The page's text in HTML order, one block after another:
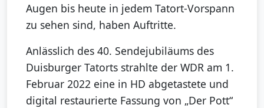
Augen bis heute in jedem Tatort-Vorspann
zu sehen sind, haben Auftritte.
Anlässlich des 40. Sendejubiläums des
Duisburger Tatorts strahlte der WDR am 1.
Februar 2022 eine in HD abgetastete und
digital restaurierte Fassung von „Der Pott“